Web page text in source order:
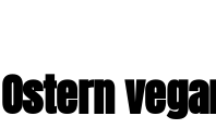
Ostern